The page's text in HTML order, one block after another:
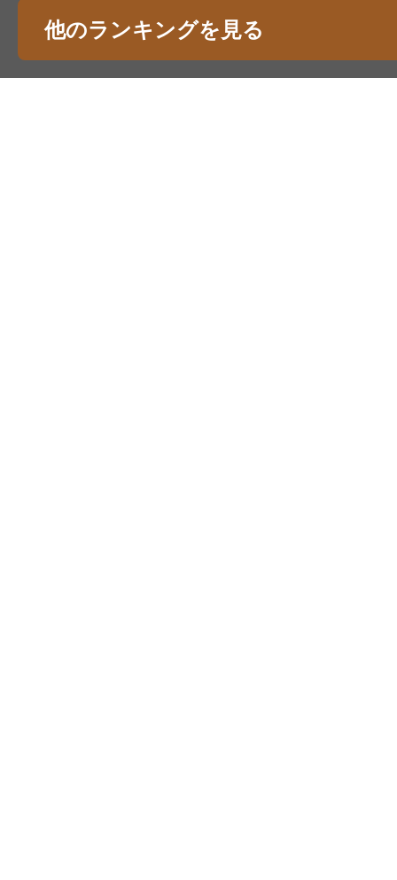
他のランキングを見る